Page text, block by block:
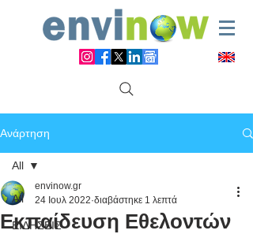
Ανάρτηση
All
ΕΙΔΗΣΕΙΣ
All
Εκπαίδευση Εθελοντών
envinow.gr
24 Ιουλ 2022 διαβάστηκε 1 λεπτά